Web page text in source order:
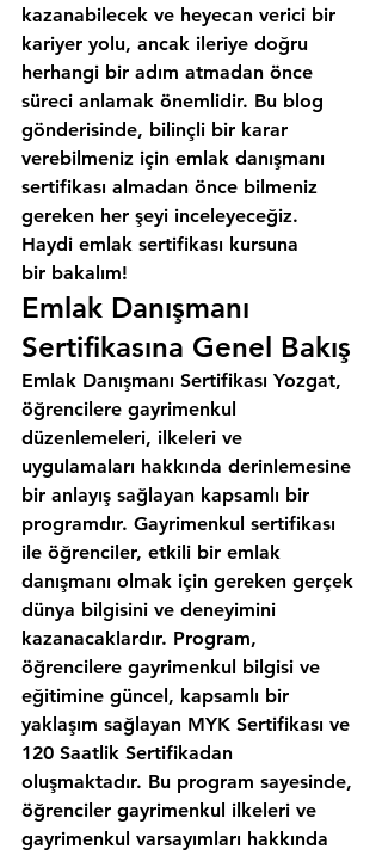
kazanabilecek ve heyecan verici bir
kariyer yolu, ancak ileriye doğru
herhangi bir adım atmadan önce
süreci anlamak önemlidir. Bu blog
gönderisinde, bilinçli bir karar
verebilmeniz için emlak danışmanı
sertifikası almadan önce bilmeniz
gereken her şeyi inceleyeceğiz.
Haydi emlak sertifikası kursuna
bir bakalım!
Emlak Danışmanı
Sertifikasına Genel Bakış
Emlak Danışmanı Sertifikası Yozgat,
öğrencilere gayrimenkul
düzenlemeleri, ilkeleri ve
uygulamaları hakkında derinlemesine
bir anlayış sağlayan kapsamlı bir
programdır. Gayrimenkul sertifikası
ile öğrenciler, etkili bir emlak
danışmanı olmak için gereken gerçek
dünya bilgisini ve deneyimini
kazanacaklardır. Program,
öğrencilere gayrimenkul bilgisi ve
eğitimine güncel, kapsamlı bir
yaklaşım sağlayan MYK Sertifikası ve
120 Saatlik Sertifikadan
oluşmaktadır. Bu program sayesinde,
öğrenciler gayrimenkul ilkeleri ve
gayrimenkul varsayımları hakkında